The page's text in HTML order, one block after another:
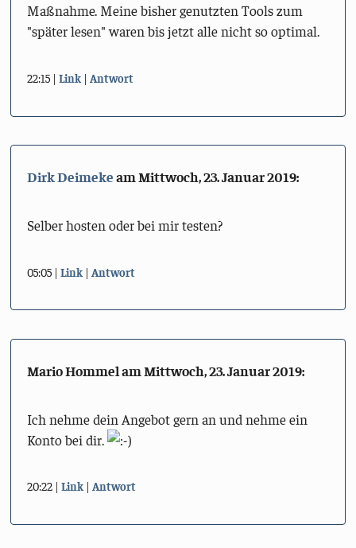
Maßnahme. Meine bisher genutzten Tools zum
"später lesen" waren bis jetzt alle nicht so optimal.
22:15 Link Antwort
Dirk DeimekeamMittwoch, 23. Januar 2019:
Selber hosten oder bei mir testen?
05:05 Link Antwort
Mario Hommel amMittwoch, 23. Januar 2019:
Ich nehme dein Angebot gern an und nehme ein
Konto bei dir.
20:22 Link Antwort